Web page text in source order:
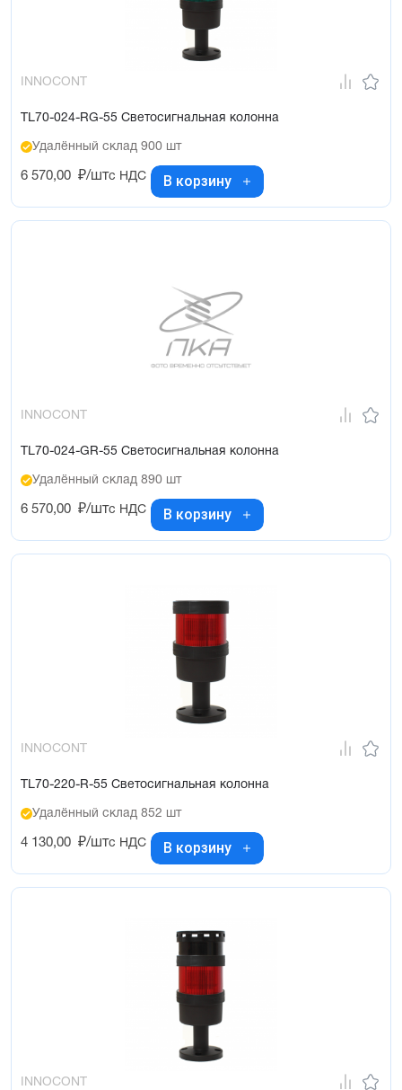
INNOCONT
TL70-024-RG-55 Светосигнальная колонна
Удалённый склад 900 шт
6 570,00 ₽/штс НДС В корзину
INNOCONT
TL70-024-GR-55 Светосигнальная колонна
Удалённый склад 890 шт
6 570,00 ₽/штс НДС В корзину
INNOCONT
TL70-220-R-55 Светосигнальная колонна
Удалённый склад 852 шт
4 130,00 ₽/штс НДС В корзину
INNOCONT